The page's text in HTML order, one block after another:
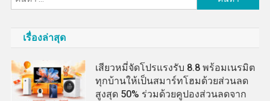
สำหรับ:
เรื่องล่าสุด
เสียวหมี่จัดโปรแรงรับ 8.8 พร้อมเนรมิต
ทุกบ้านให้เป็นสมาร์ทโฮมด้วยส่วนลด
สูงสุด 50% ร่วมด้วยคูปองส่วนลดจาก